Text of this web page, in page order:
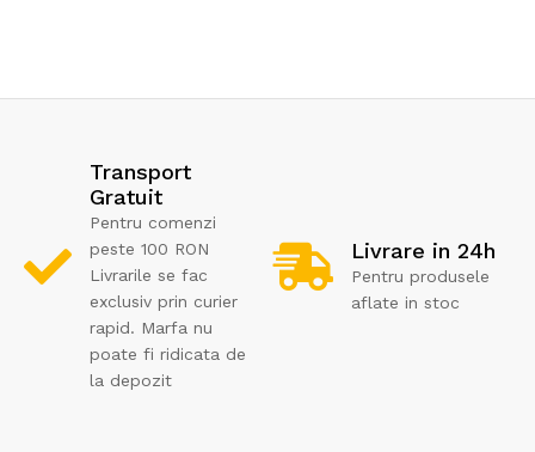
Transport
Gratuit
Pentru comenzi
peste 100 RON
Livrarile se fac
exclusiv prin curier
rapid. Marfa nu
poate fi ridicata de
la depozit
Livrare in 24h
Pentru produsele
aflate in stoc